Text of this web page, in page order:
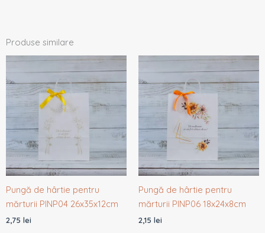
Produse similare
Pungă de hârtie pentru
mărturii PINP04 26x35x12cm
2,75 lei
Pungă de hârtie pentru
mărturii PINP06 18x24x8cm
2,15 lei